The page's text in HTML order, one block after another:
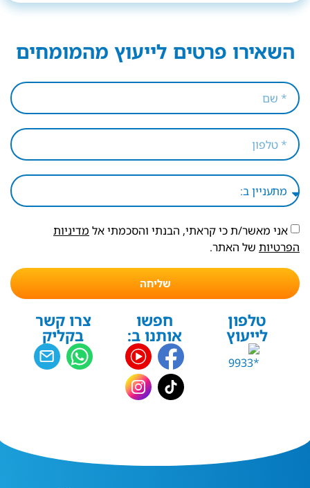
השאירו פרטים לייעוץ מהמומחים
אני מאשר/ת כי קראתי, הבנתי והסכמתי אל מדיניות
הפרטיות של האתר.
שליחה
טלפון
לייעוץ
חפשו
אותנו ב:
צרו קשר
בקליק